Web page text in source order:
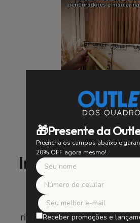
🎁Presente da
Preencha os campos abaixo e
20% OFF agora mesmo!
Receber promoções e
Instalação
Utilizamos suportes de
garantir uma instalação
risco de quedas. Diga